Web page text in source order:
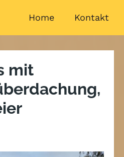
Home Kontakt
mit